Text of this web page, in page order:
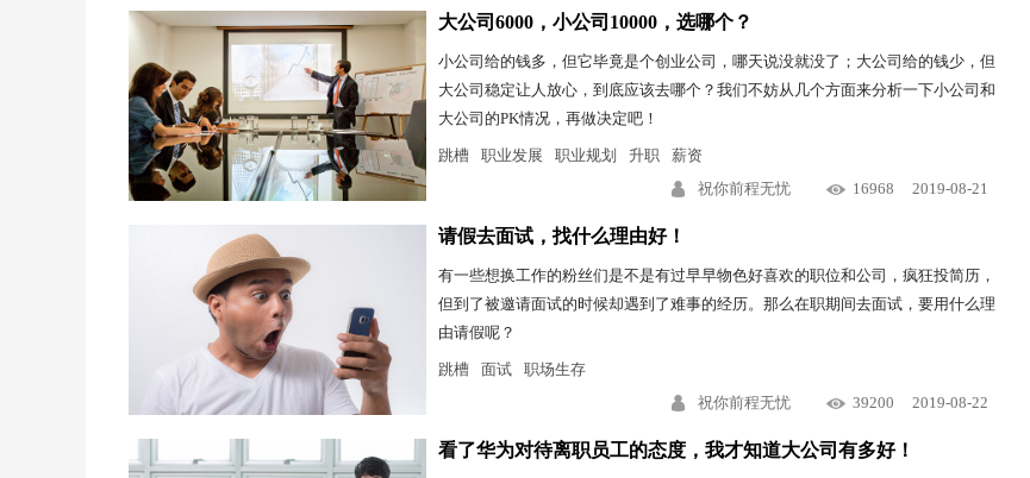
大公司6000，小公司10000，选哪个？
小公司给的钱多，但它毕竟是个创业公司，哪天说没就没了；大公司给的钱少，但
大公司稳定让人放心，到底应该去哪个？我们不妨从几个方面来分析一下小公司和
大公司的PK情况，再做决定吧！
跳槽 职业发展 职业规划 升职
薪资
祝你前程无忧
16968 2019-08-21
请假去面试，找什么理由好！
有一些想换工作的粉丝们是不是有过早早物色好喜欢的职位和公司，疯狂投简历，
但到了被邀请面试的时候却遇到了难事的经历。那么在职期间去面试，要用什么理
由请假呢？
跳槽 面试
职场生存
祝你前程无忧
39200 2019-08-22
看了华为对待离职员工的态度，我才知道大公司有多好！